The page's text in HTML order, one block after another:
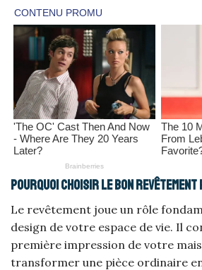
Pourquoi choisir le bon revêtement
Le revêtement joue un rôle
design de votre espace de vie. Il
première impression de votre
transformer une pièce ordinaire